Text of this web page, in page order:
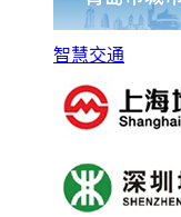
智慧交通